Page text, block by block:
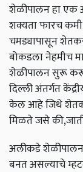
शेळीपालन हा एक
शक्यता फारच
चमड्यापासून
बोकडला नेहमीच
शेळीपालन सुरू करू
दिल्ली अंतर्गत
केल आहे जिथे
मिळते जसे
अलीकडे शेळीपालन
बनत असल्याचे